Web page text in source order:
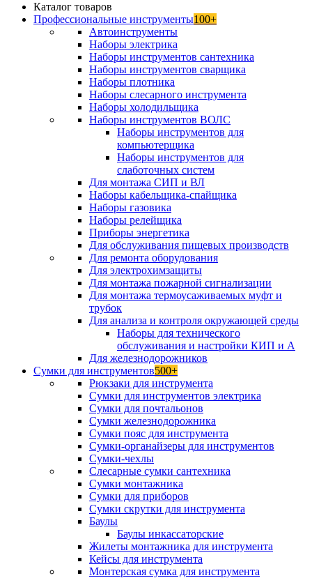
Каталог товаров
Профессиональные инструменты100+
Автоинструменты
Наборы электрика
Наборы инструментов сантехника
Наборы инструментов сварщика
Наборы плотника
Наборы слесарного инструмента
Наборы холодильщика
Наборы инструментов ВОЛС
Наборы инструментов для
компьютерщика
Наборы инструментов для
слаботочных систем
Для монтажа СИП и ВЛ
Наборы кабельщика-спайщика
Наборы газовика
Наборы релейщика
Приборы энергетика
Для обслуживания пищевых производств
Для ремонта оборудования
Для электрохимзащиты
Для монтажа пожарной сигнализации
Для монтажа термоусаживаемых муфт и
трубок
Для анализа и контроля окружающей среды
Наборы для технического
обслуживания и настройки КИП и А
Для железнодорожников
Сумки для инструментов500+
Рюкзаки для инструмента
Сумки для инструментов электрика
Сумки для почтальонов
Сумки железнодорожника
Сумки пояс для инструмента
Сумки-органайзеры для инструментов
Сумки-чехлы
Слесарные сумки сантехника
Сумки монтажника
Сумки для приборов
Сумки скрутки для инструмента
Баулы
Баулы инкассаторские
Жилеты монтажника для инструмента
Кейсы для инструмента
Монтерская сумка для инструмента